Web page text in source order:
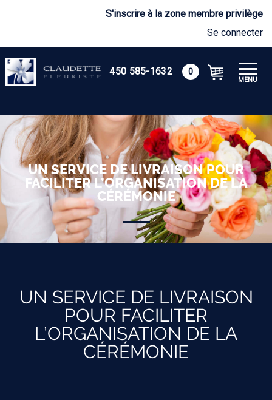
S'inscrire à la zone membre privilège
Se connecter
450 585-1632 0
UN SERVICE DE LIVRAISON POUR
FACILITER L’ORGANISATION DE LA
CÉRÉMONIE
MENU
UN SERVICE DE LIVRAISON
POUR FACILITER
L’ORGANISATION DE LA
CÉRÉMONIE